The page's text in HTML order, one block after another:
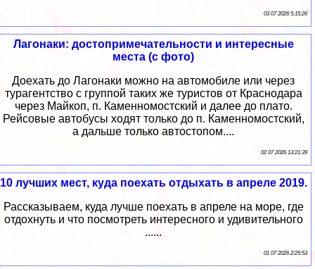
03 07 2026 5:15:26
Лагонаки: достопримечательности и интересные
места (с фото)
Доехать до Лагонаки можно на автомобиле или через
турагентство с группой таких же туристов от Краснодара
через Майкоп, п. Каменномостский и далее до плато.
Рейсовые автобусы ходят только до п. Каменномостский,
а дальше только автостопом....
02 07 2026 13:21:39
10 лучших мест, куда поехать отдыхать в апреле 2019.
Рассказываем, куда лучше поехать в апреле на море, где
отдохнуть и что посмотреть интересного и удивительного
......
01 07 2026 2:25:53